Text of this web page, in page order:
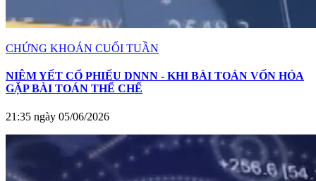
CHỨNG KHOÁN CUỐI TUẦN
NIÊM YẾT CỔ PHIẾU DNNN - KHI BÀI TOÁN VỐN HÓA
GẶP BÀI TOÁN THỂ CHẾ
21:35 ngày 05/06/2026